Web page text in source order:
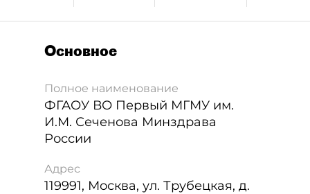
Основное
Полное наименование
ФГАОУ ВО Первый МГМУ им.
И.М. Сеченова Минздрава
России
Адрес
119991, Москва, ул. Трубецкая, д.